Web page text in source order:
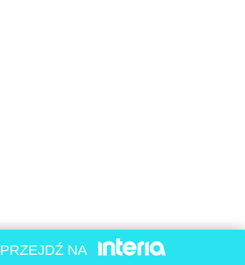
PRZEJDŹ NA